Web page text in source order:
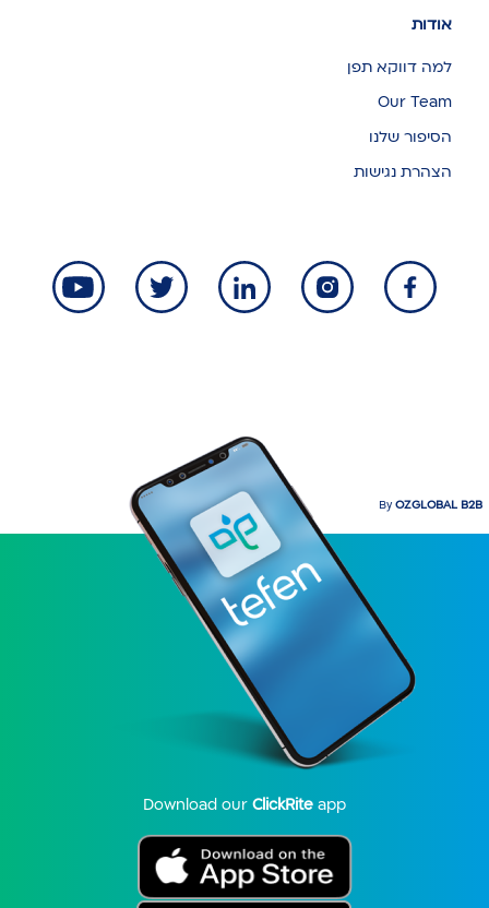
אודות
למה דווקא תפן
Our Team
הסיפור שלנו
הצהרת נגישות
ByOZGLOBAL B2B
Download our ClickRite app